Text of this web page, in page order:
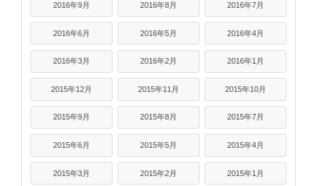
2016年9月 2016年8月 2016年7月
2016年6月 2016年5月 2016年4月
2016年3月 2016年2月 2016年1月
2015年12月 2015年11月 2015年10月
2015年9月 2015年8月 2015年7月
2015年6月 2015年5月 2015年4月
2015年3月 2015年2月 2015年1月